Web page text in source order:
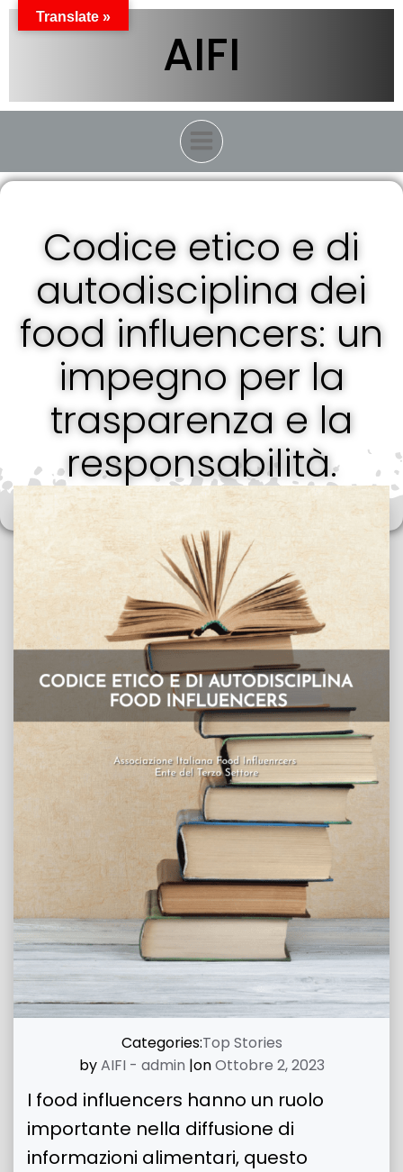
Vai
contenuto
AIFI
Codice etico e di
autodisciplina dei
food influencers: un
impegno per la
trasparenza e la
responsabilità.
Categories:Top Stories
byAIFI - admin |onOttobre 2, 2023
I food influencers hanno un ruolo
importante nella diffusione di
informazioni alimentari, questo
Translate »